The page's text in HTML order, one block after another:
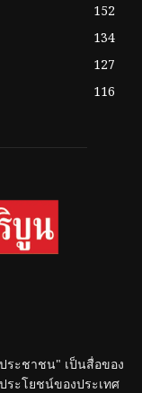
152
134
127
116
ระชาชน" เป็นสื่อของ
ะโยชน์ของประเทศ